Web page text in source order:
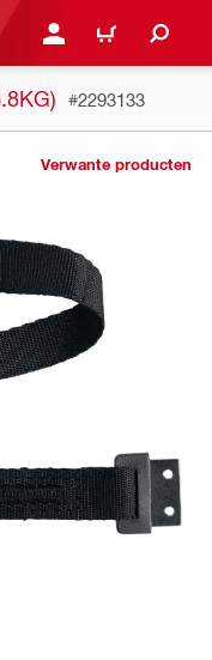
LOG IN OF REGISTREER
WINKELWAGEN
#2293133
Verwante producten